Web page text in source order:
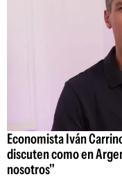
Economista Iván
discuten como en
nosotros"